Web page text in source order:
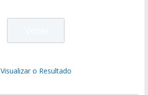
Visualizar o Resultado